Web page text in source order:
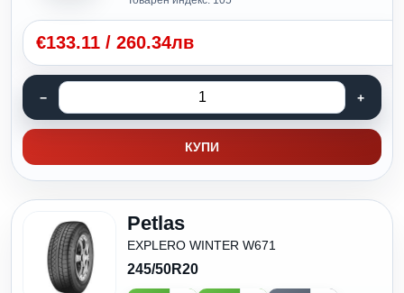
€133.11 / 260.34лв
КУПИ
Petlas
EXPLERO WINTER W671
245/50R20